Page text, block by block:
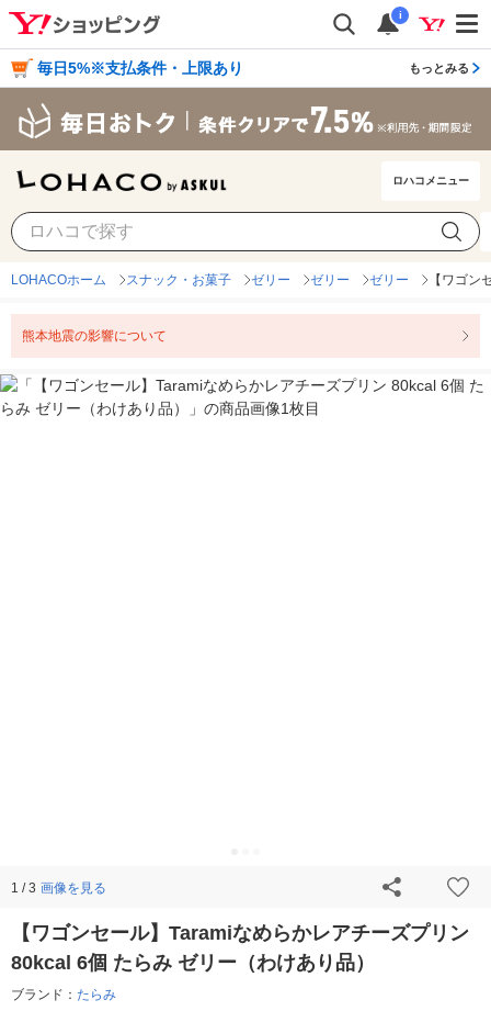
i
毎日5%※支払条件・上限あり もっとみる
ロハコメニュー
LOHACOホーム スナック・お菓子 ゼリー ゼリー ゼリー 【ワゴ
熊本地震の影響について
1 / 3 画像を見る
【ワゴンセール】Taramiなめらかレアチーズプリン
80kcal 6個 たらみ ゼリー（わけあり品）
ブランド： たらみ